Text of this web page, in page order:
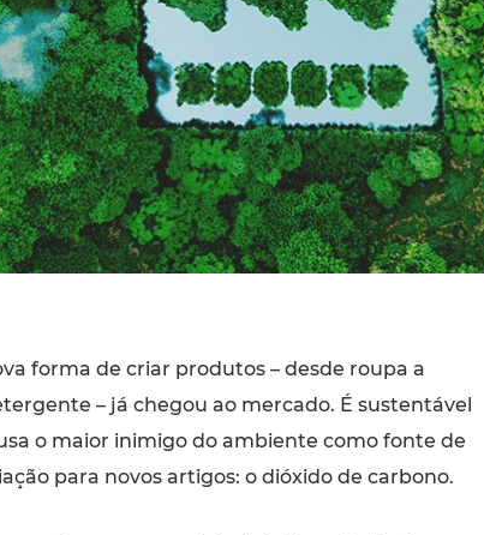
forma de criar produtos – desde roupa a
– já chegou ao mercado. É sustentável
o maior inimigo do ambiente como fonte de
para novos artigos: o dióxido de carbono.